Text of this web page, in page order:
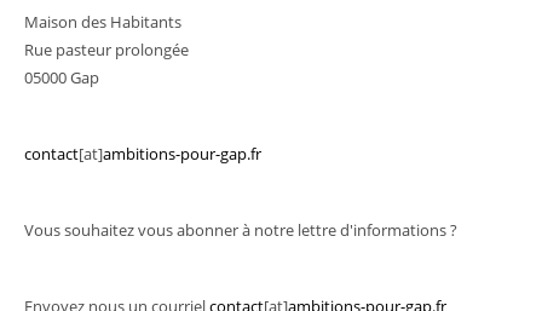
Maison des Habitants
Rue pasteur prolongée
05000 Gap
contact[at]ambitions-pour-gap.fr
Vous souhaitez vous abonner à notre lettre d'informations ?
Envoyez nous un courrielcontact[at]ambitions-pour-gap.fr